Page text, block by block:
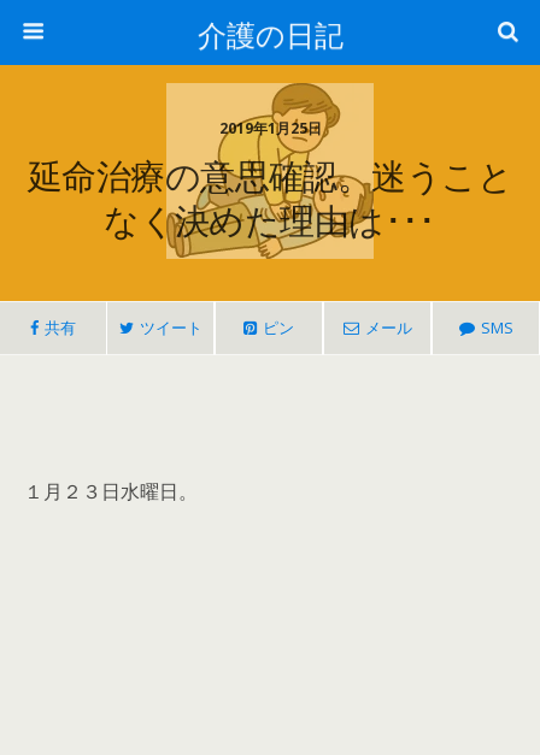
介護の日記
2019年1月25日
延命治療の意思確認。迷うこと
なく決めた理由は･･･
共有 ツイート ピン メール SMS
１月２３日水曜日。